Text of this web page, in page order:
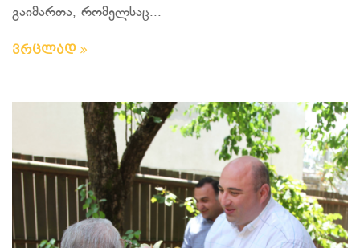
გაიმართა, რომელსაც...
ვრცლად